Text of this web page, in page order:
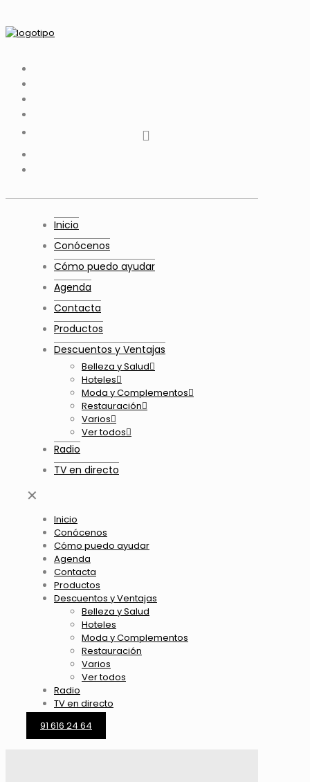
Youtube
Inicio
Conócenos
Cómo puedo ayudar
Agenda
Contacta
Productos
Descuentos y Ventajas
Belleza y Salud
Hoteles
Moda y Complementos
Restauración
Varios
Ver todos
Radio
TV en directo
✕
Inicio
Conócenos
Cómo puedo ayudar
Agenda
Contacta
Productos
Descuentos y Ventajas
Belleza y Salud
Hoteles
Moda y Complementos
Restauración
Varios
Ver todos
Radio
TV en directo
91 616 24 64